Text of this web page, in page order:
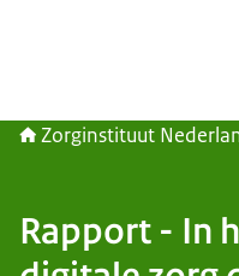
Zorginstituut
Rapport - In